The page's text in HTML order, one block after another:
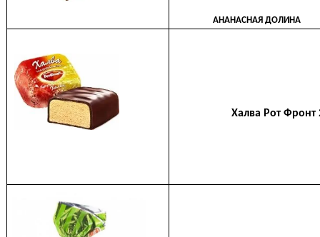
АНАНАСНАЯ ДОЛИНА
Халва Рот Фронт